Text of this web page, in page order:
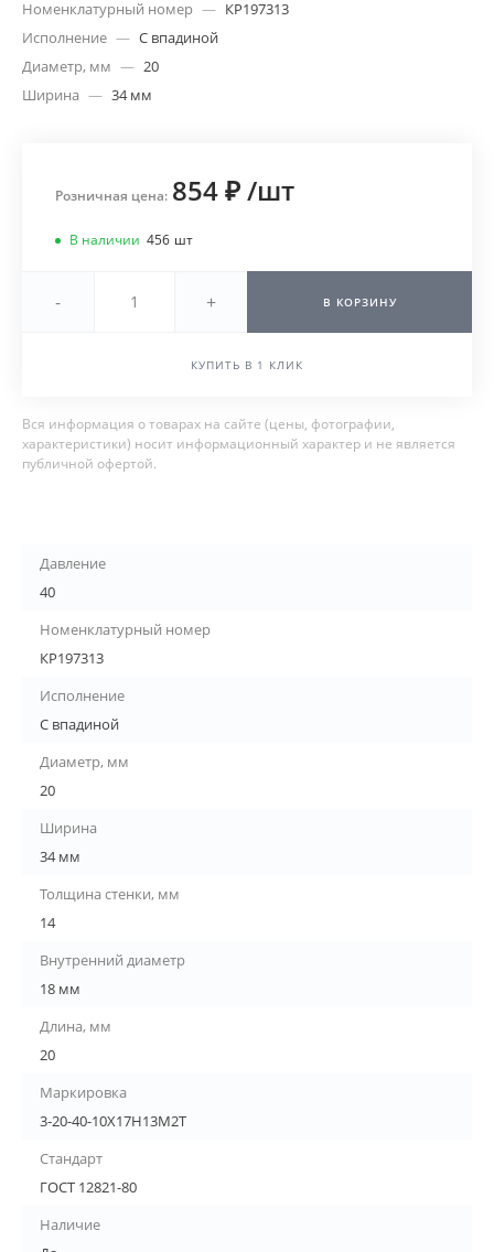
Номенклатурный номер — КР197313
Исполнение — С впадиной
Диаметр, мм — 20
Ширина — 34 мм
Розничная цена: 854 ₽/шт
В наличии 456 шт
- + В КОРЗИНУ
КУПИТЬ В 1 КЛИК
Вся информация о товарах на сайте (цены, фотографии,
характеристики) носит информационный характер и не является
публичной офертой.
Давление
40
Номенклатурный номер
КР197313
Исполнение
С впадиной
Диаметр, мм
20
Ширина
34 мм
Толщина стенки, мм
14
Внутренний диаметр
18 мм
Длина, мм
20
Маркировка
3-20-40-10Х17Н13М2Т
Стандарт
ГОСТ 12821-80
Наличие